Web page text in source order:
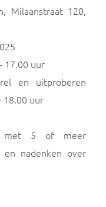
Milaanstraat 120,
17.00 uur
en uitproberen
18.00 uur
met 5 of meer
en nadenken over